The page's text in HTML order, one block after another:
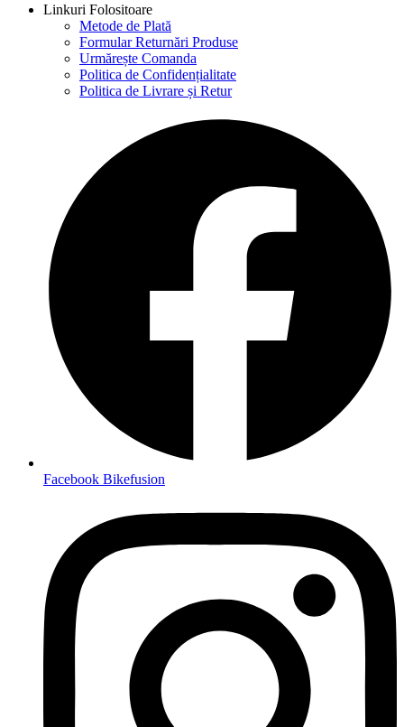
Linkuri Folositoare
Metode de Plată
Formular Returnări Produse
Urmărește Comanda
Politica de Confidențialitate
Politica de Livrare și Retur
Facebook Bikefusion